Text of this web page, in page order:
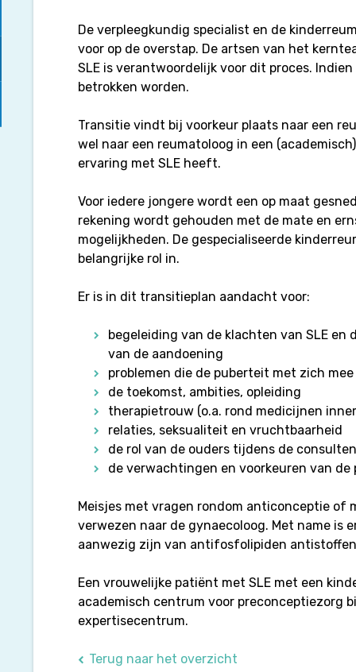
De verpleegkundig specialist en de
voor op de overstap. De artsen van het
SLE is verantwoordelijk voor dit proces.
betrokken worden.
Transitie vindt bij voorkeur plaats naar een
wel naar een reumatoloog in een
ervaring met SLE heeft.
Voor iedere jongere wordt een op maat
rekening wordt gehouden met de mate en
mogelijkheden. De gespecialiseerde
belangrijke rol in.
Er is in dit transitieplan aandacht voor:
begeleiding van de klachten van SLE en
van de aandoening
problemen die de puberteit met zich
de toekomst, ambities, opleiding
therapietrouw (o.a. rond medicijnen
relaties, seksualiteit en vruchtbaarheid
de rol van de ouders tijdens de
de verwachtingen en voorkeuren van
Meisjes met vragen rondom anticonceptie
verwezen naar de gynaecoloog. Met name is
aanwezig zijn van antifosfolipiden
Een vrouwelijke patiënt met SLE met een
academisch centrum voor preconceptiezorg
expertisecentrum.
Terug naar het overzicht